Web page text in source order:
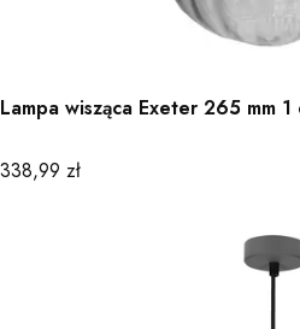
Lampa wisząca Exeter 265 mm 1
Cena
338,99 zł